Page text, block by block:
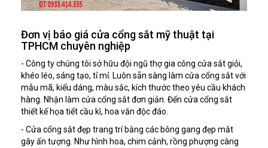
Đơn vị báo giá cửa cổng sắt mỹ thuật tại
TPHCM chuyên nghiệp
- Công ty chúng tôi sở hữu đội ngũ thợ gia công cửa sắt giỏi,
khéo léo, sáng tạo, tỉ mỉ. Luôn sẵn sàng làm cửa cổng sắt với
mẫu mã, kiểu dáng, màu sắc, kích thước theo yêu cầu khách
hàng. Nhận làm cửa cổng sắt đơn giản. Đến cửa cổng sắt
thiết kế họa tiết cầu kì, hoa văn độc đáo.
- Cửa cổng sắt đẹp trang trí bằng các bông gang đẹp mắt
gây ấn tượng. Như hình hoa, chim cảnh, rồng phượng càng